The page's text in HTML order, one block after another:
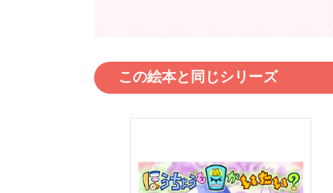
この絵本と同じシリーズ